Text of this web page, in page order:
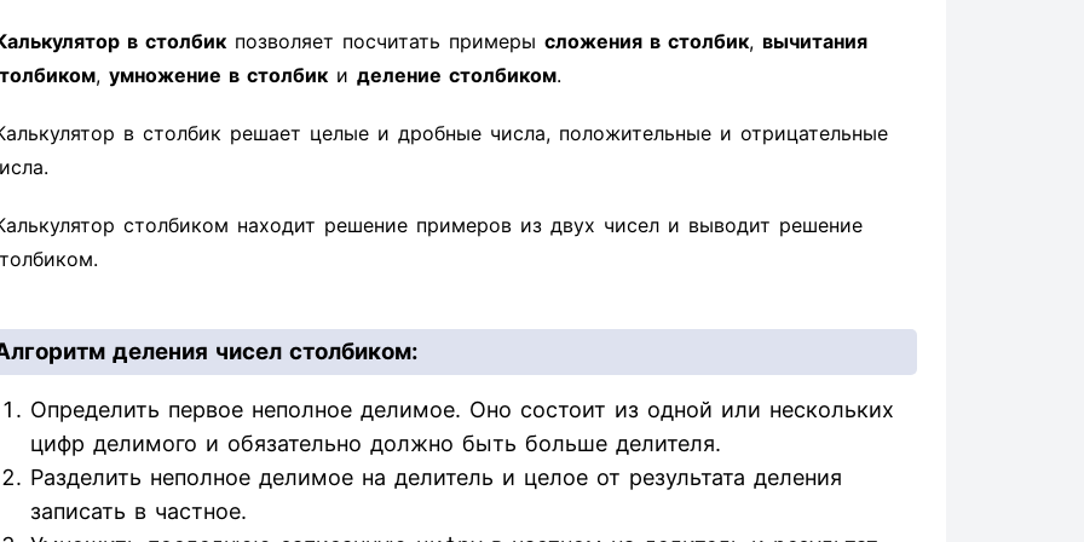
в столбик позволяет посчитать примеры сложения в столбик, вычитания
, умножение в столбик и деление столбиком.
в столбик решает целые и дробные числа, положительные и отрицательные
столбиком находит решение примеров из двух чисел и выводит решение
деления чисел столбиком:
Определить первое неполное делимое. Оно состоит из одной или нескольких
цифр делимого и обязательно должно быть больше делителя.
Разделить неполное делимое на делитель и целое от результата деления
записать в частное.